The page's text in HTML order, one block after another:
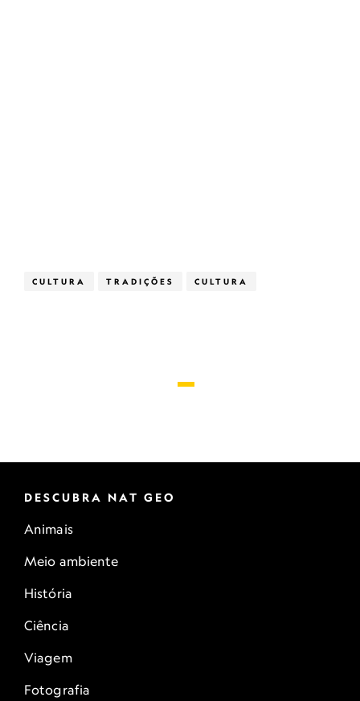
CULTURA TRADIÇÕES CULTURA
DESCUBRA NAT GEO
Animais
Meio ambiente
História
Ciência
Viagem
Fotografia